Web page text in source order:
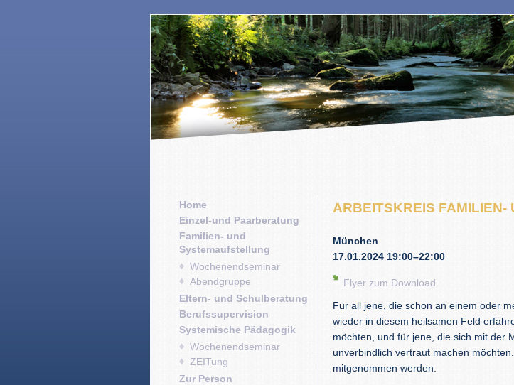
Home
Einzel-und Paarberatung
Familien- und
Systemaufstellung
Wochenendseminar
Abendgruppe
Eltern- und Schulberatung
Berufssupervision
Systemische Pädagogik
Wochenendseminar
ZEITung
Zur Person
ARBEITSKREIS FAMILIEN-
München
17.01.2024 19:00–22:00
Flyer zum Download
Für all jene, die schon an einem oder
wieder in diesem heilsamen Feld
möchten, und für jene, die sich mit der
unverbindlich vertraut machen
mitgenommen werden.